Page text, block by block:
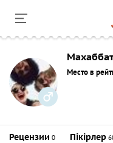
Место в
Рецензии 0 Пікірлер